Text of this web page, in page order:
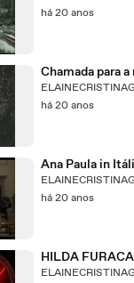
há 20 anos
há 20 anos
Ana
há 20 anos
HILDA